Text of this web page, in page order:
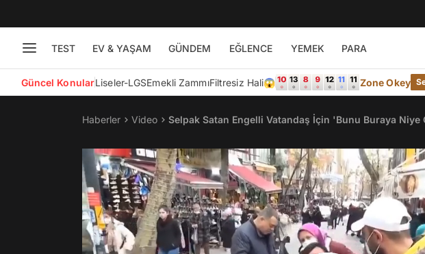
TEST EV & YAŞAM GÜNDEM EĞLENCE YEMEK PARA
Güncel KonularLiseler-LGSEmekli ZammıFiltresiz Hali😱 Zone Okey
Haberler Video Selpak Satan Engelli Vatandaş İçin 'Bunu Buraya